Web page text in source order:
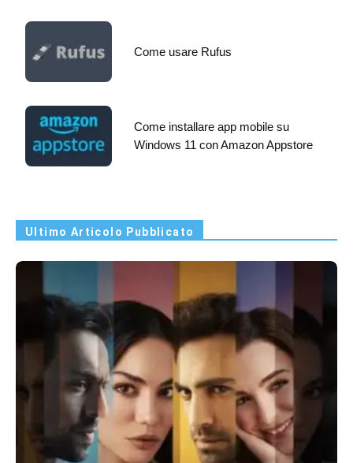
Come usare Rufus
Come installare app mobile su
Windows 11 con Amazon Appstore
Ultimo Articolo Pubblicato